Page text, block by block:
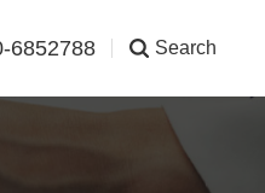
6852788 Search